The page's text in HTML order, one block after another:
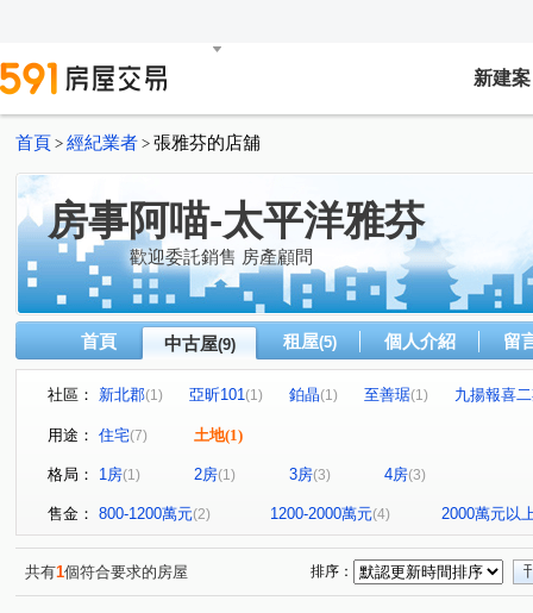
新建案
首頁 > 經紀業者 > 張雅芬的店舖
房事阿喵-太平洋雅芬
歡迎委託銷售 房產顧問
首頁 中古屋(9) 租屋(5) 個人介紹 留
社區： 新北郡(1) 亞昕101(1) 鉑晶(1) 至善琚(1)
九揚報喜
陽光社區/麗園國宅
文化三路一段
(1) 麗園二街(1) 民權路(1)
用途： 住宅(7) 土地(1)
格局： 1房(1) 2房(1) 3房(3) 4房(3)
售金： 800-1200萬元(2) 1200-2000萬元(4) 2000萬元以
共有1個符合要求的房屋 排序：